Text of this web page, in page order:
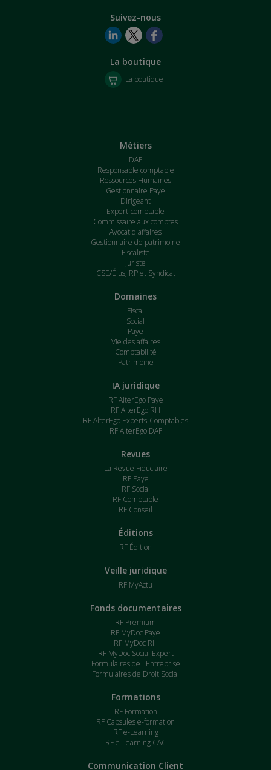
Suivez-nous
La boutique
La boutique
Métiers
DAF
Responsable comptable
Ressources Humaines
Gestionnaire Paye
Dirigeant
Expert-comptable
Commissaire aux comptes
Avocat d'affaires
Gestionnaire de patrimoine
Fiscaliste
Juriste
CSE/Élus, RP et Syndicat
Domaines
Fiscal
Social
Paye
Vie des affaires
Comptabilité
Patrimoine
IA juridique
RF AlterEgo Paye
RF AlterEgo RH
RF AlterEgo Experts-Comptables
RF AlterEgo DAF
Revues
La Revue Fiduciaire
RF Paye
RF Social
RF Comptable
RF Conseil
Éditions
RF Édition
Veille juridique
RF MyActu
Fonds documentaires
RF Premium
RF MyDoc Paye
RF MyDoc RH
RF MyDoc Social Expert
Formulaires de l'Entreprise
Formulaires de Droit Social
Formations
RF Formation
RF Capsules e-formation
RF e-Learning
RF e-Learning CAC
Communication Client